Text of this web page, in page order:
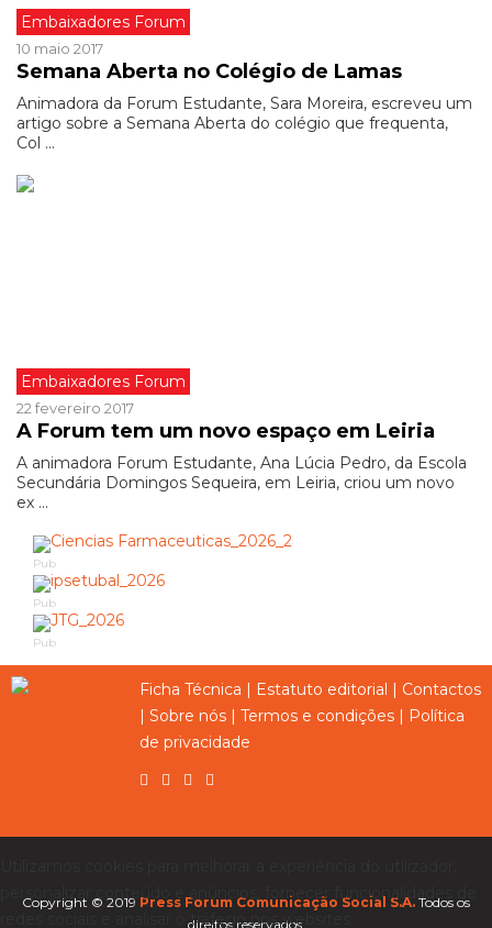
Embaixadores Forum
10 maio 2017
Semana Aberta no Colégio de Lamas
Animadora da Forum Estudante, Sara Moreira, escreveu um
artigo sobre a Semana Aberta do colégio que frequenta,
Col ...
Embaixadores Forum
22 fevereiro 2017
A Forum tem um novo espaço em Leiria
A animadora Forum Estudante, Ana Lúcia Pedro, da Escola
Secundária Domingos Sequeira, em Leiria, criou um novo
ex ...
Pub
Pub
Pub
Ficha Técnica | Estatuto editorial | Contactos
| Sobre nós | Termos e condições | Política
de privacidade
Copyright © 2019 Press Forum Comunicação Social S.A. Todos os
direitos reservados.
personalizar conteúdo e anúncios, fornecer funcionalidades de
redes sociais e analisar o tráfego nos websites.